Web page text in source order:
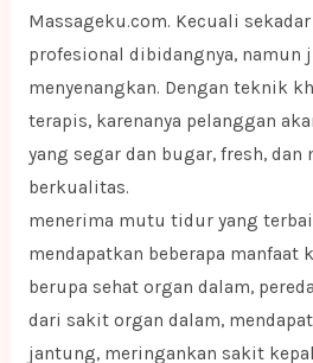
Massageku.com. Kecuali
profesional dibidangnya, namun
menyenangkan. Dengan teknik
terapis, karenanya pelanggan
yang segar dan bugar, fresh,
berkualitas.
menerima mutu tidur yang
mendapatkan beberapa manfaat
berupa sehat organ dalam,
dari sakit organ dalam,
jantung, meringankan sakit